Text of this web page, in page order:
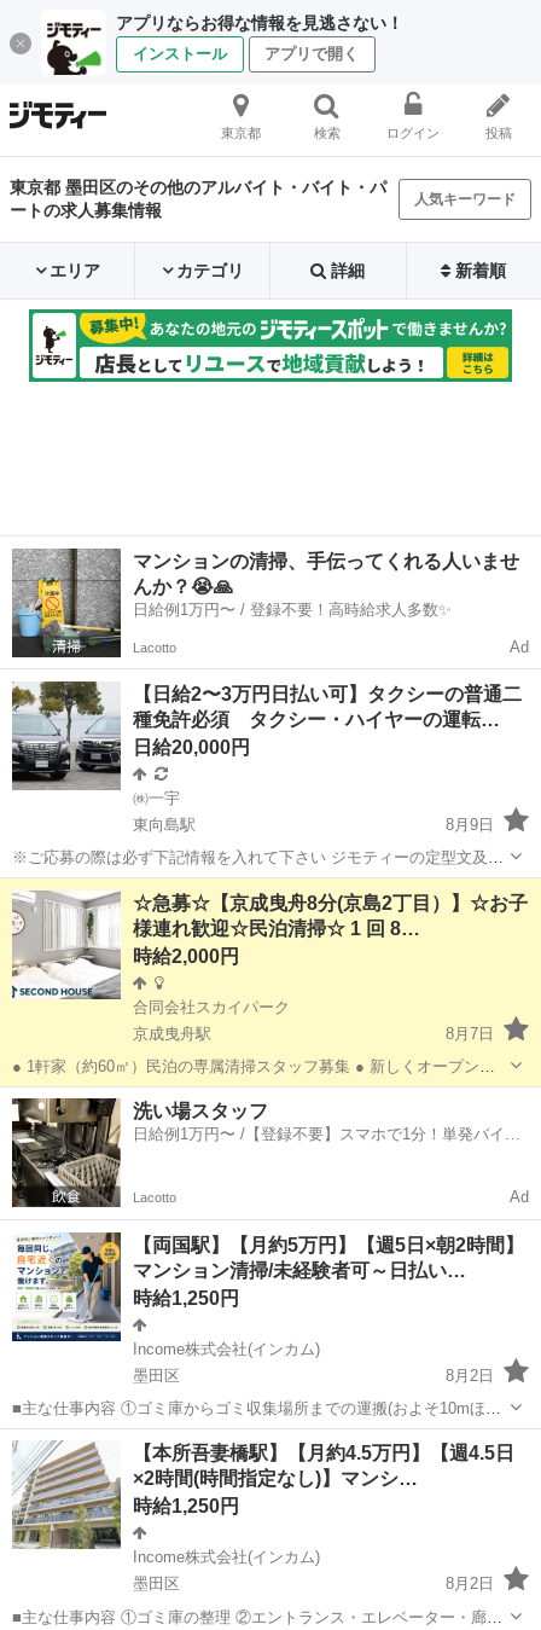
アプリならお得な情報を見逃さない！
インストール アプリで開く
東京都 検索 ログイン 投稿
東京都 墨田区のその他のアルバイト・バイト・パ
ートの求人募集情報
人気キーワード
エリア カテゴリ 詳細 新着順
マンションの清掃、手伝ってくれる人いませ
んか？😭🙏
日給例1万円〜 / 登録不要！高時給求人多数✨
Lacotto Ad
【日給2〜3万円日払い可】タクシーの普通二
種免許必須 タクシー・ハイヤーの運転…
日給20,000円
㈱一宇
東向島駅
8月9日
※ご応募の際は必ず下記情報を入れて下さい ジモティーの定型文及び
下記情報が記入されていない場合は返信しません ・お名前 ・年齢 ・
国籍（外国籍の場合ビザがタクシー業務可能かどうか必ず確認してく
ださい） ・タクシー...
東京 墨田区 東向島駅 その他 ハイヤー
☆急募☆【京成曳舟8分(京島2丁目）】☆お子
様連れ歓迎☆民泊清掃☆ 1 回 8…
時給2,000円
合同会社スカイパーク
京成曳舟駅
8月7日
● 1軒家（約60㎡）民泊の専属清掃スタッフ募集 ● 新しくオープンし
た民泊施設の清掃をお任せできる専属スタッフを募集しています。 作
業は基本的に お一人での担当 となるため、☆お子様連れでの作業も歓
迎☆しています。...
東京 墨田区 京成曳舟駅
洗い場スタッフ
日給例1万円〜 /【登録不要】スマホで1分！単発バイト
Lacotto Ad
【両国駅】【月約5万円】【週5日×朝2時間】
マンション清掃/未経験者可～日払い…
時給1,250円
Income株式会社(インカム)
墨田区
8月2日
■主な仕事内容 ①ゴミ庫からゴミ収集場所までの運搬(およそ10mほど
を１日約10個ほど) ②エントランス・エレベーター・廊下・非常階段・
駐車駐輪場などの共用部分と外構の清掃（時間内で可能な範囲） ③清
掃結果の報告（指定...
東京 墨田区 その他 Web
【本所吾妻橋駅】【月約4.5万円】【週4.5日
×2時間(時間指定なし)】マンシ…
時給1,250円
Income株式会社(インカム)
墨田区
8月2日
■主な仕事内容 ①ゴミ庫の整理 ②エントランス・エレベーター・廊